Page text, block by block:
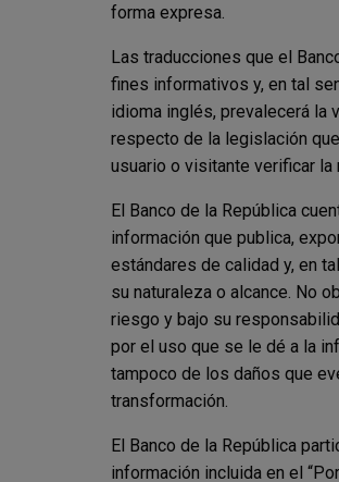
forma expresa.
Las traducciones que el
fines informativos y, en tal
idioma inglés, prevalecerá la
respecto de la legislación
usuario o visitante verificar la
El Banco de la República
información que publica,
estándares de calidad y, en
su naturaleza o alcance. No
riesgo y bajo su
por el uso que se le dé a la
tampoco de los daños que
transformación.
El Banco de la República
información incluida en el